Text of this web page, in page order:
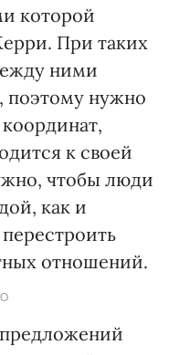
которой
При таких
ними
поэтому нужно
к своей
чтобы люди
как и
отношений.